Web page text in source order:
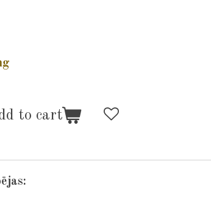
to cart